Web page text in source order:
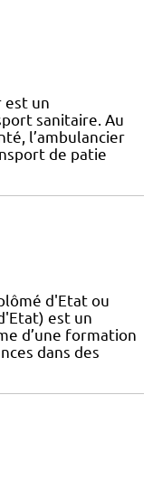
est un
sanitaire. Au
l’ambulancier
de patie
d'Etat ou
est un
d’une formation
dans des